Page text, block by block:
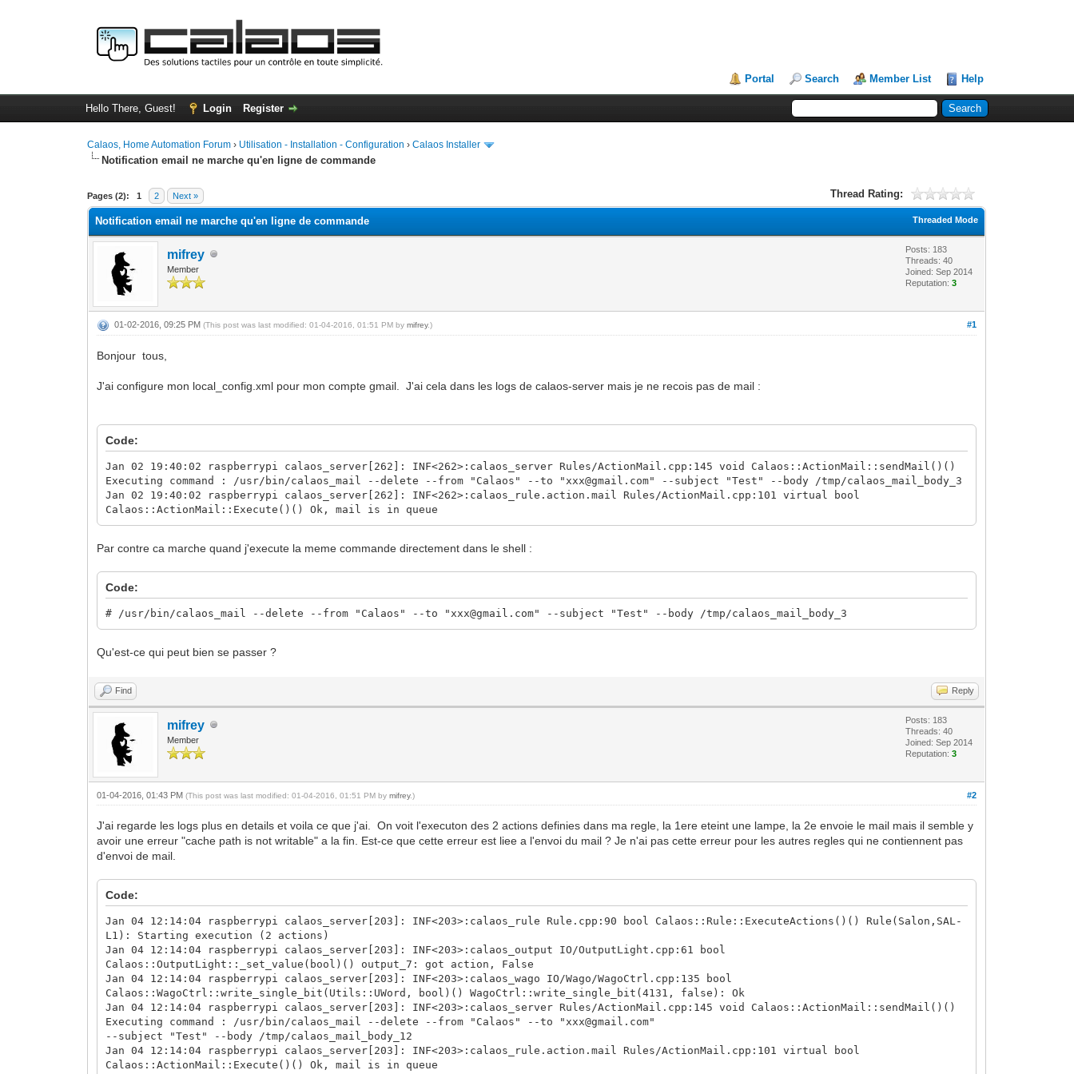
Portal Search Member List Help
Hello There, Guest! Login Register
Calaos, Home Automation Forum › Utilisation - Installation - Configuration ›Calaos Installer
Notification email ne marche qu'en ligne de commande
Pages (2): 1 2 Next » Thread Rating:
0 Vote(s) - 0 Average
1
2
3
4
5
Threaded Mode
Notification email ne marche qu'en ligne de commande
mifrey
Member
Posts: 183
Threads: 40
Joined: Sep 2014
Reputation:3
#1
01-02-2016, 09:25 PM(This post was last modified: 01-04-2016, 01:51 PM bymifrey.)
Bonjour tous,
J'ai configure mon local_config.xml pour mon compte gmail. J'ai cela dans les logs de calaos-server mais je ne recois pas de mail :
Code:
Jan 02 19:40:02 raspberrypi calaos_server[262]: INF<262>:calaos_server Rules/ActionMail.cpp:145 void Calaos::ActionMail::sendMail()()
Executing command : /usr/bin/calaos_mail --delete --from "Calaos" --to "xxx@gmail.com" --subject "Test" --body /tmp/calaos_mail_body_3
Jan 02 19:40:02 raspberrypi calaos_server[262]: INF<262>:calaos_rule.action.mail Rules/ActionMail.cpp:101 virtual bool
Calaos::ActionMail::Execute()() Ok, mail is in queue
Par contre ca marche quand j'execute la meme commande directement dans le shell :
Code:
# /usr/bin/calaos_mail --delete --from "Calaos" --to "xxx@gmail.com" --subject "Test" --body /tmp/calaos_mail_body_3
Qu'est-ce qui peut bien se passer ?
Find Reply
mifrey
Member
Posts: 183
Threads: 40
Joined: Sep 2014
Reputation:3
#2
01-04-2016, 01:43 PM(This post was last modified: 01-04-2016, 01:51 PM bymifrey.)
J'ai regarde les logs plus en details et voila ce que j'ai. On voit l'executon des 2 actions definies dans ma regle, la 1ere eteint une lampe, la 2e envoie le mail mais il semble y
avoir une erreur "cache path is not writable" a la fin. Est-ce que cette erreur est liee a l'envoi du mail ? Je n'ai pas cette erreur pour les autres regles qui ne contiennent pas
d'envoi de mail.
Code:
Jan 04 12:14:04 raspberrypi calaos_server[203]: INF<203>:calaos_rule Rule.cpp:90 bool Calaos::Rule::ExecuteActions()() Rule(Salon,SAL-
L1): Starting execution (2 actions)
Jan 04 12:14:04 raspberrypi calaos_server[203]: INF<203>:calaos_output IO/OutputLight.cpp:61 bool
Calaos::OutputLight::_set_value(bool)() output_7: got action, False
Jan 04 12:14:04 raspberrypi calaos_server[203]: INF<203>:calaos_wago IO/Wago/WagoCtrl.cpp:135 bool
Calaos::WagoCtrl::write_single_bit(Utils::UWord, bool)() WagoCtrl::write_single_bit(4131, false): Ok
Jan 04 12:14:04 raspberrypi calaos_server[203]: INF<203>:calaos_server Rules/ActionMail.cpp:145 void Calaos::ActionMail::sendMail()()
Executing command : /usr/bin/calaos_mail --delete --from "Calaos" --to "xxx@gmail.com"
--subject "Test" --body /tmp/calaos_mail_body_12
Jan 04 12:14:04 raspberrypi calaos_server[203]: INF<203>:calaos_rule.action.mail Rules/ActionMail.cpp:101 virtual bool
Calaos::ActionMail::Execute()() Ok, mail is in queue